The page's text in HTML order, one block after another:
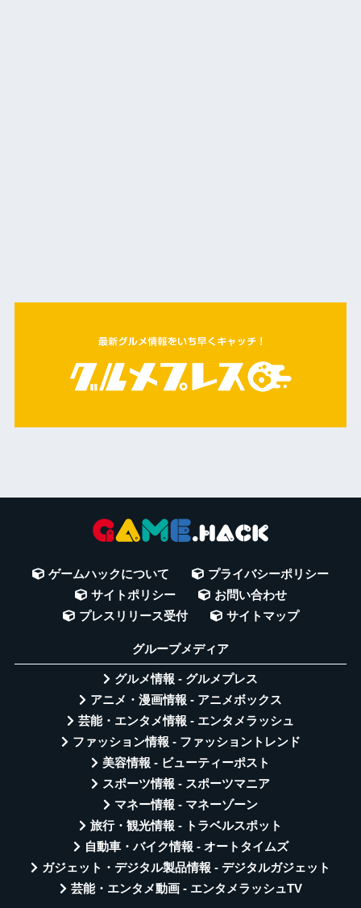
ゲームハックについて
プライバシーポリシー
サイトポリシー
お問い合わせ
プレスリリース受付
サイトマップ
グループメディア
グルメ情報 - グルメプレス
アニメ・漫画情報 - アニメボックス
芸能・エンタメ情報 - エンタメラッシュ
ファッション情報 - ファッショントレンド
美容情報 - ビューティーポスト
スポーツ情報 - スポーツマニア
マネー情報 - マネーゾーン
旅行・観光情報 - トラベルスポット
自動車・バイク情報 - オートタイムズ
ガジェット・デジタル製品情報 - デジタルガジェット
芸能・エンタメ動画 - エンタメラッシュTV